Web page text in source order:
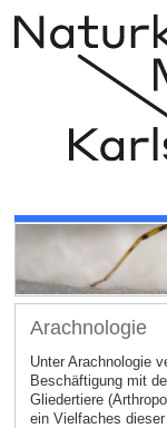
Arachnologie
Unter Arachnologie
Beschäftigung mit
Gliedertiere
ein Vielfaches